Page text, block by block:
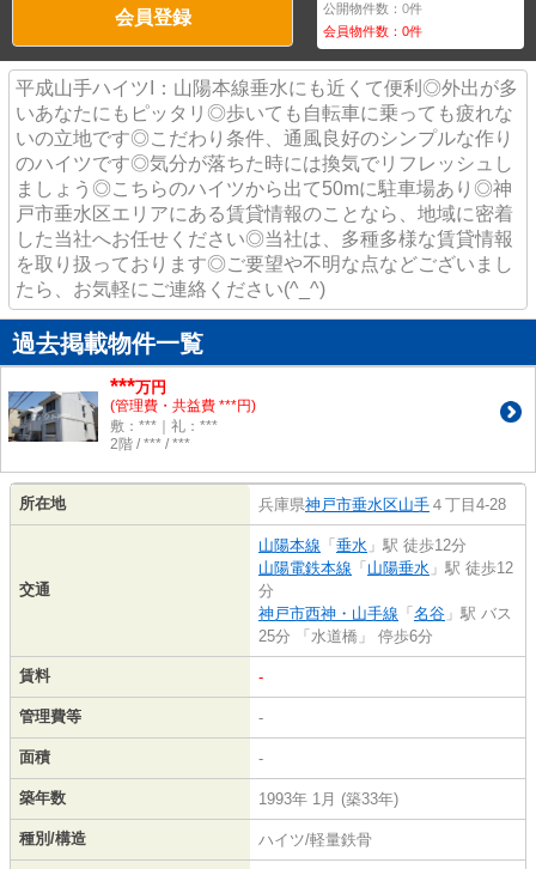
会員登録 公開物件数：0件
会員物件数：0件
平成山手ハイツI：山陽本線垂水にも近くて便利◎外出が多
いあなたにもピッタリ◎歩いても自転車に乗っても疲れな
いの立地です◎こだわり条件、通風良好のシンプルな作り
のハイツです◎気分が落ちた時には換気でリフレッシュし
ましょう◎こちらのハイツから出て50mに駐車場あり◎神
戸市垂水区エリアにある賃貸情報のことなら、地域に密着
した当社へお任せください◎当社は、多種多様な賃貸情報
を取り扱っております◎ご要望や不明な点などございまし
たら、お気軽にご連絡ください(^_^)
過去掲載物件一覧
***万円
(管理費・共益費 ***円)
敷：***｜礼：***
2階 / *** / ***
所在地 兵庫県神戸市垂水区山手 ４丁目4-28
交通
山陽本線 「 垂水 」駅 徒歩12分
山陽電鉄本線 「 山陽垂水 」駅 徒歩12
分
神戸市西神・山手線 「 名谷 」駅 バス
25分 「水道橋」 停歩6分
賃料 -
管理費等 -
面積 -
築年数 1993年 1月 (築33年)
種別/構造 ハイツ/軽量鉄骨